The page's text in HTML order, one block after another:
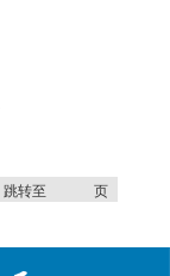
跳转至 页